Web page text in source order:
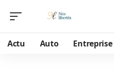
Actu Auto Entreprise